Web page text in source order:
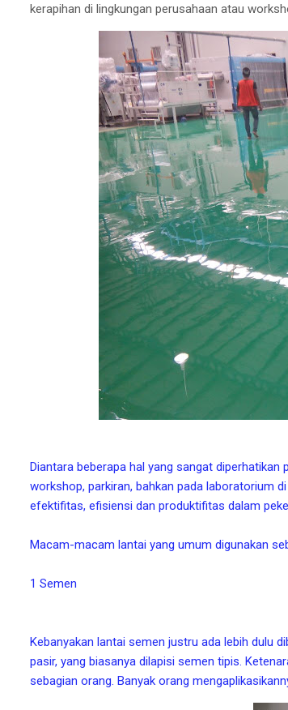
kerapihan di lingkungan perusahaan atau
Diantara beberapa hal yang sangat
workshop, parkiran, bahkan pada laboratorium
efektifitas, efisiensi dan produktifitas dalam
Macam-macam lantai yang umum digunakan
1 Semen
Kebanyakan lantai semen justru ada lebih dulu
pasir, yang biasanya dilapisi semen tipis.
sebagian orang. Banyak orang